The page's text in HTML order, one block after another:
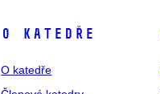
O katedře
O katedře